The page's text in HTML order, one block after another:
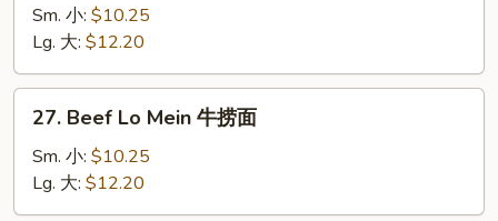
Lo
Mein
虾
捞
Sm. 小: $10.25
Lg. 大: $12.20
Beef
Lo
Mein
牛
27. Beef Lo Mein 牛捞面
Sm. 小: $10.25
Lg. 大: $12.20